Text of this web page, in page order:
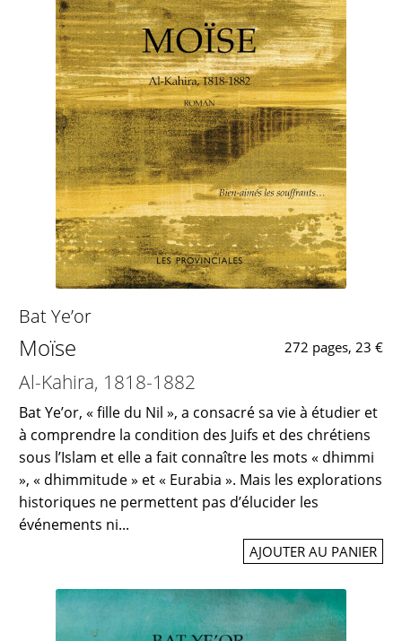
Bat Ye’or
Moïse 272 pages, 23 €
Al-Kahira, 1818-1882
Bat Ye’or, « fille du Nil », a consacré sa vie à étudier et
à comprendre la condition des Juifs et des chrétiens
sous l’Islam et elle a fait connaître les mots « dhimmi
», « dhimmitude » et « Eurabia ». Mais les explorations
historiques ne permettent pas d’élucider les
événements ni...
AJOUTER AU PANIER